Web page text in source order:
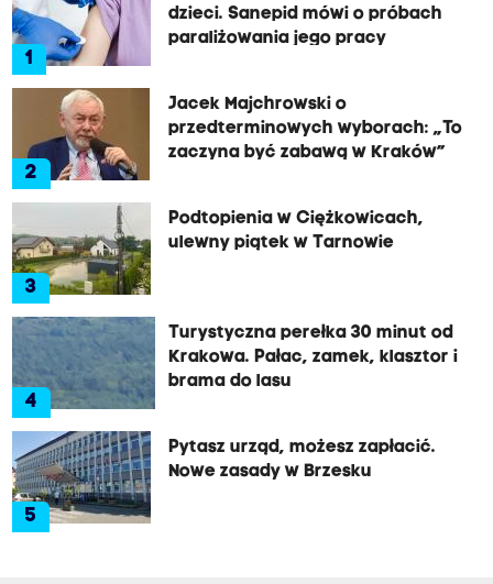
1
dzieci. Sanepid mówi o próbach
paraliżowania jego pracy
2
Jacek Majchrowski o
przedterminowych wyborach: „To
zaczyna być zabawą w Kraków”
3
Podtopienia w Ciężkowicach,
ulewny piątek w Tarnowie
4
Turystyczna perełka 30 minut od
Krakowa. Pałac, zamek, klasztor i
brama do lasu
5
Pytasz urząd, możesz zapłacić.
Nowe zasady w Brzesku